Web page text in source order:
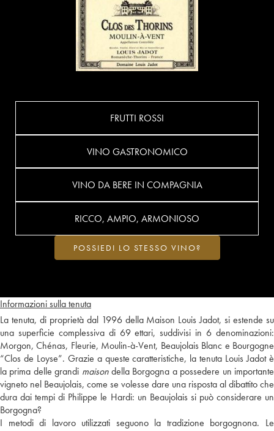
Informazioni sulla tenuta
La tenuta, di proprietà dal 1996 della Maison Louis Jadot, si estende su
una superficie complessiva di 69 ettari, suddivisi in 6 denominazioni:
Morgon, Chénas, Fleurie, Moulin-à-Vent, Beaujolais Blanc e Bourgogne
“Clos de Loyse”. Grazie a queste caratteristiche, la tenuta Louis Jadot è
la prima delle grandi maisondella Borgogna a possedere un importante
vigneto nel Beaujolais, come se volesse dare una risposta al dibattito che
dura dai tempi di Philippe le Hardi: un Beaujolais si può considerare un
Borgogna?
I metodi di lavoro utilizzati seguono la tradizione borgognona. Le
FRUTTI ROSSI
VINO GASTRONOMICO
VINO DA BERE IN COMPAGNIA
RICCO, AMPIO, ARMONIOSO
POSSIEDI LO STESSO VINO?